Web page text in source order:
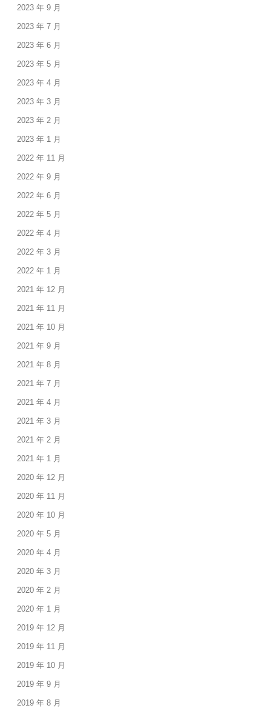
2023 年 9 月
2023 年 7 月
2023 年 6 月
2023 年 5 月
2023 年 4 月
2023 年 3 月
2023 年 2 月
2023 年 1 月
2022 年 11 月
2022 年 9 月
2022 年 6 月
2022 年 5 月
2022 年 4 月
2022 年 3 月
2022 年 1 月
2021 年 12 月
2021 年 11 月
2021 年 10 月
2021 年 9 月
2021 年 8 月
2021 年 7 月
2021 年 4 月
2021 年 3 月
2021 年 2 月
2021 年 1 月
2020 年 12 月
2020 年 11 月
2020 年 10 月
2020 年 5 月
2020 年 4 月
2020 年 3 月
2020 年 2 月
2020 年 1 月
2019 年 12 月
2019 年 11 月
2019 年 10 月
2019 年 9 月
2019 年 8 月